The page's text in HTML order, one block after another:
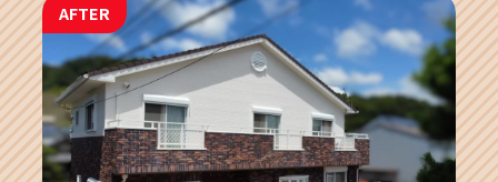
AFTER